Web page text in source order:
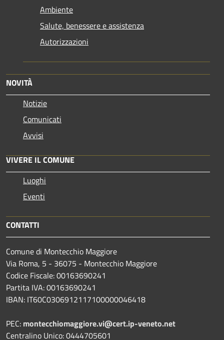
Ambiente
Salute, benessere e assistenza
Autorizzazioni
NOVITÀ
Notizie
Comunicati
Avvisi
VIVERE IL COMUNE
Luoghi
Eventi
CONTATTI
Comune di Montecchio Maggiore
Via Roma, 5 - 36075 - Montecchio Maggiore
Codice Fiscale: 00163690241
Partita IVA: 00163690241
IBAN: IT60C0306912117100000046418
PEC: montecchiomaggiore.vi@cert.ip-veneto.net
Centralino Unico: 0444705601